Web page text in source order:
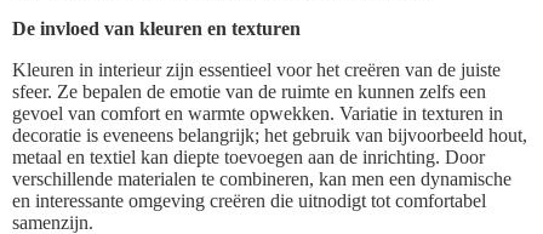
De invloed van kleuren en texturen
Kleuren in interieur zijn essentieel voor het creëren van de juiste
sfeer. Ze bepalen de emotie van de ruimte en kunnen zelfs een
gevoel van comfort en warmte opwekken. Variatie in texturen in
decoratie is eveneens belangrijk; het gebruik van bijvoorbeeld hout,
metaal en textiel kan diepte toevoegen aan de inrichting. Door
verschillende materialen te combineren, kan men een dynamische
en interessante omgeving creëren die uitnodigt tot comfortabel
samenzijn.